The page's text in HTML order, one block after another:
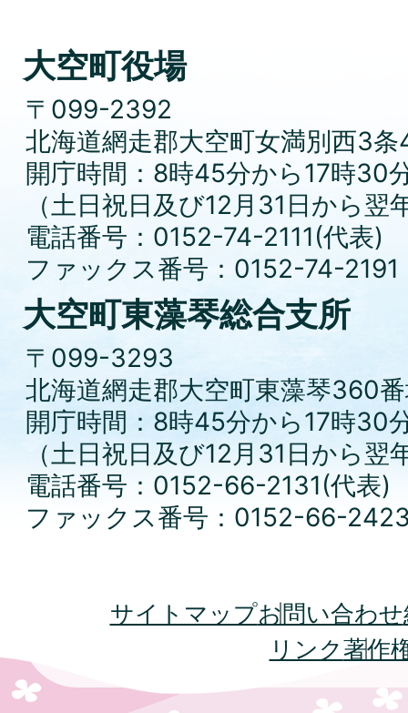
大空町役場
〒099-2392
北海道網走郡大空町女満別西3条
開庁時間：8時45分から17時30
（土日祝日及び12月31日から
電話番号：0152-74-2111(代表)
ファックス番号：0152-74-2191
大空町東藻琴総合支所
〒099-3293
北海道網走郡大空町東藻琴360
開庁時間：8時45分から17時30
（土日祝日及び12月31日から
電話番号：0152-66-2131(代表)
ファックス番号：0152-66-
サイトマップお問い合わせ
リンク著作